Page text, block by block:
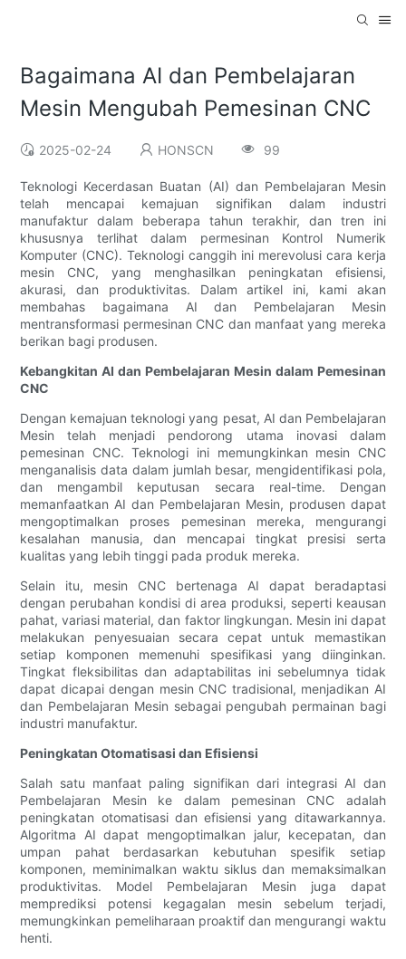
Bagaimana AI dan Pembelajaran
Mesin Mengubah Pemesinan CNC
2025-02-24 HONSCN 99
Teknologi Kecerdasan Buatan (AI) dan Pembelajaran Mesin
telah mencapai kemajuan signifikan dalam industri
manufaktur dalam beberapa tahun terakhir, dan tren ini
khususnya terlihat dalam permesinan Kontrol Numerik
Komputer (CNC). Teknologi canggih ini merevolusi cara kerja
mesin CNC, yang menghasilkan peningkatan efisiensi,
akurasi, dan produktivitas. Dalam artikel ini, kami akan
membahas bagaimana AI dan Pembelajaran Mesin
mentransformasi permesinan CNC dan manfaat yang mereka
berikan bagi produsen.
Kebangkitan AI dan Pembelajaran Mesin dalam Pemesinan
CNC
Dengan kemajuan teknologi yang pesat, AI dan Pembelajaran
Mesin telah menjadi pendorong utama inovasi dalam
pemesinan CNC. Teknologi ini memungkinkan mesin CNC
menganalisis data dalam jumlah besar, mengidentifikasi pola,
dan mengambil keputusan secara real-time. Dengan
memanfaatkan AI dan Pembelajaran Mesin, produsen dapat
mengoptimalkan proses pemesinan mereka, mengurangi
kesalahan manusia, dan mencapai tingkat presisi serta
kualitas yang lebih tinggi pada produk mereka.
Selain itu, mesin CNC bertenaga AI dapat beradaptasi
dengan perubahan kondisi di area produksi, seperti keausan
pahat, variasi material, dan faktor lingkungan. Mesin ini dapat
melakukan penyesuaian secara cepat untuk memastikan
setiap komponen memenuhi spesifikasi yang diinginkan.
Tingkat fleksibilitas dan adaptabilitas ini sebelumnya tidak
dapat dicapai dengan mesin CNC tradisional, menjadikan AI
dan Pembelajaran Mesin sebagai pengubah permainan bagi
industri manufaktur.
Peningkatan Otomatisasi dan Efisiensi
Salah satu manfaat paling signifikan dari integrasi AI dan
Pembelajaran Mesin ke dalam pemesinan CNC adalah
peningkatan otomatisasi dan efisiensi yang ditawarkannya.
Algoritma AI dapat mengoptimalkan jalur, kecepatan, dan
umpan pahat berdasarkan kebutuhan spesifik setiap
komponen, meminimalkan waktu siklus dan memaksimalkan
produktivitas. Model Pembelajaran Mesin juga dapat
memprediksi potensi kegagalan mesin sebelum terjadi,
memungkinkan pemeliharaan proaktif dan mengurangi waktu
henti.